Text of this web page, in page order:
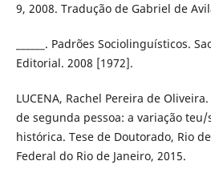
9, 2008. Tradução de Gabriel de
______. Padrões Sociolinguísticos.
Editorial. 2008 [1972].
LUCENA, Rachel Pereira de
de segunda pessoa: a variação
histórica. Tese de Doutorado, Rio
Federal do Rio de Janeiro, 2015.